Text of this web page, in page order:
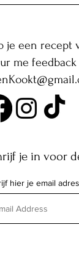
je een recept
me
je in voor
hier je email adres